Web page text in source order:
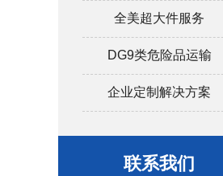
全美超大件服务
DG9类危险品运输
企业定制解决方案
联系我们